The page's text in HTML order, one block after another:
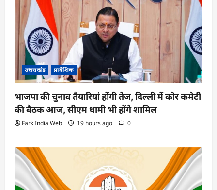
उत्तराखंड प्रादेशिक
भाजपा की चुनाव तैयारियां होंगी तेज, दिल्ली में कोर कमेटी
की बैठक आज, सीएम धामी भी होंगे शामिल
Fark India Web 19 hours ago 0